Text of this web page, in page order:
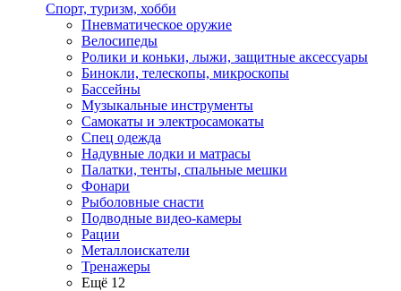
Спорт, туризм, хобби
Пневматическое оружие
Велосипеды
Ролики и коньки, лыжи, защитные аксессуары
Бинокли, телескопы, микроскопы
Бассейны
Музыкальные инструменты
Самокаты и электросамокаты
Спец одежда
Надувные лодки и матрасы
Палатки, тенты, спальные мешки
Фонари
Рыболовные снасти
Подводные видео-камеры
Рации
Металлоискатели
Тренажеры
Ещё 12